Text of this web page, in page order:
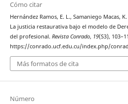
Cómo citar
Hernández Ramos, E. L., Samaniego Macas,
La justicia restaurativa bajo el modelo de
del profesional. Revista Conrado, 19(S3),
https://conrado.ucf.edu.cu/index.php/
Más formatos de cita
Número